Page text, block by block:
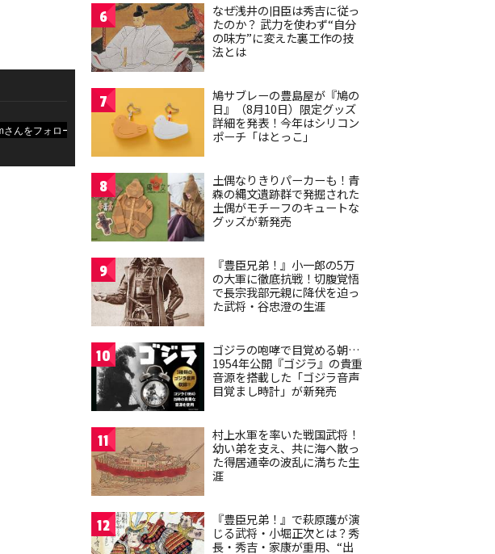
6
なぜ浅井の旧臣は秀吉に従っ
たのか？ 武力を使わず“自分
の味方”に変えた裏工作の技
法とは
7
鳩サブレーの豊島屋が『鳩の
日』（8月10日）限定グッズ
詳細を発表！今年はシリコン
ポーチ「はとっこ」
8
土偶なりきりパーカーも！青
森の縄文遺跡群で発掘された
土偶がモチーフのキュートな
グッズが新発売
9
『豊臣兄弟！』小一郎の5万
の大軍に徹底抗戦！切腹覚悟
で長宗我部元親に降伏を迫っ
た武将・谷忠澄の生涯
10
ゴジラの咆哮で目覚める朝…
1954年公開『ゴジラ』の貴重
音源を搭載した「ゴジラ音声
目覚まし時計」が新発売
11
村上水軍を率いた戦国武将！
幼い弟を支え、共に海へ散っ
た得居通幸の波乱に満ちた生
涯
12
『豊臣兄弟！』で萩原護が演
じる武将・小堀正次とは？秀
長・秀吉・家康が重用、“出